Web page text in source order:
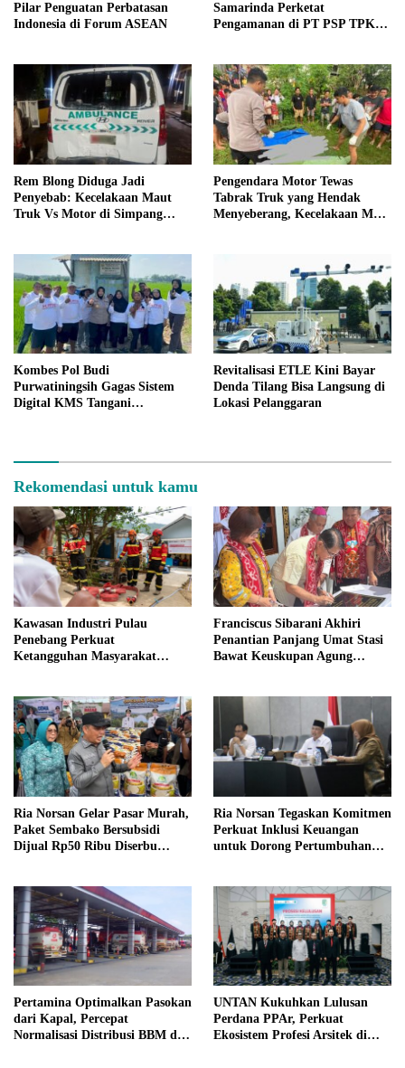
Pilar Penguatan Perbatasan
Indonesia di Forum ASEAN
Samarinda Perketat
Pengamanan di PT PSP TPK
Rem Blong Diduga Jadi
Penyebab: Kecelakaan Maut
Truk Vs Motor di Simpang
Pengendara Motor Tewas
Tabrak Truk yang Hendak
Menyeberang, Kecelakaan Maut
Kombes Pol Budi
Purwatiningsih Gagas Sistem
Digital KMS Tangani
Revitalisasi ETLE Kini Bayar
Denda Tilang Bisa Langsung di
Lokasi Pelanggaran
Rekomendasi untuk kamu
Kawasan Industri Pulau
Penebang Perkuat
Ketangguhan Masyarakat
Franciscus Sibarani Akhiri
Penantian Panjang Umat Stasi
Bawat Keuskupan Agung
Ria Norsan Gelar Pasar Murah,
Paket Sembako Bersubsidi
Dijual Rp50 Ribu Diserbu
Ria Norsan Tegaskan Komitmen
Perkuat Inklusi Keuangan
untuk Dorong Pertumbuhan
Pertamina Optimalkan Pasokan
dari Kapal, Percepat
Normalisasi Distribusi BBM di
UNTAN Kukuhkan Lulusan
Perdana PPAr, Perkuat
Ekosistem Profesi Arsitek di